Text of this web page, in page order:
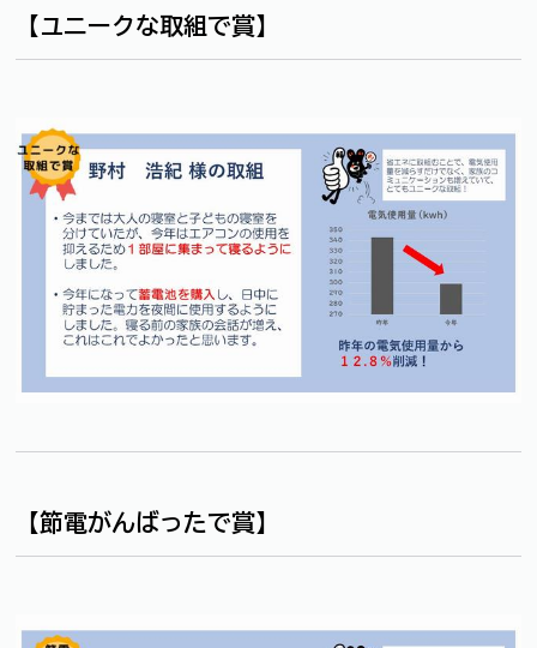
【ユニークな取組で賞】
【節電がんばったで賞】